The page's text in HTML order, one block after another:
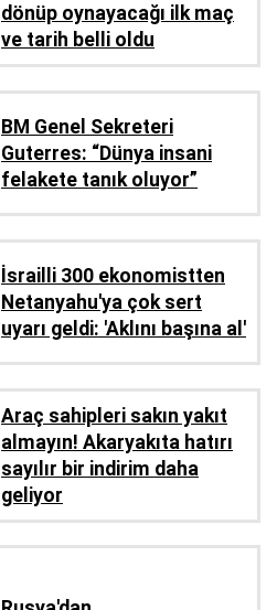
dönüp oynayacağı ilk maç
ve tarih belli oldu
BM Genel Sekreteri
Guterres: “Dünya insani
felakete tanık oluyor”
İsrailli 300 ekonomistten
Netanyahu'ya çok sert
uyarı geldi: 'Aklını başına al'
Araç sahipleri sakın yakıt
almayın! Akaryakıta hatırı
sayılır bir indirim daha
geliyor